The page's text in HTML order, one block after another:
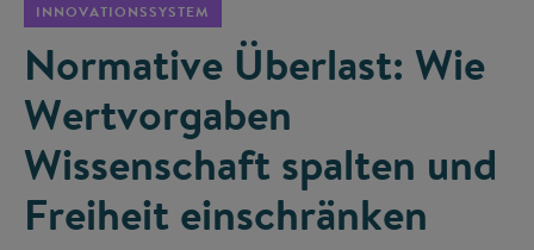
INNOVATIONSSYSTEM
Normative Überlast: Wie
Wertvorgaben
Wissenschaft spalten und
Freiheit einschränken